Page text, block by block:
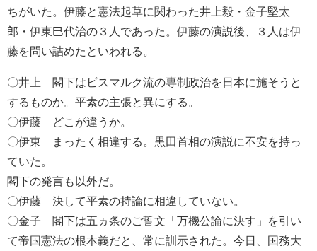
ちがいた。伊藤と憲法起草に関わった井上毅・金子堅太
郎・伊東巳代治の３人であった。伊藤の演説後、３人は伊
藤を問い詰めたといわれる。
〇井上 閣下はビスマルク流の専制政治を日本に施そうと
するものか。平素の主張と異にする。
〇伊藤 どこが違うか。
〇伊東 まったく相違する。黒田首相の演説に不安を持っ
ていた。
閣下の発言も以外だ。
〇伊藤 決して平素の持論に相違していない。
〇金子 閣下は五ヵ条のご誓文「万機公論に決す」を引い
て帝国憲法の根本義だと、常に訓示された。今日、国務大